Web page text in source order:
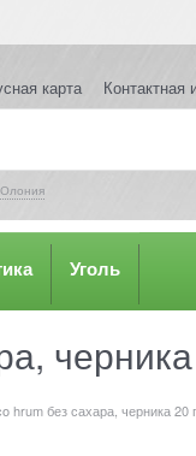
карта Контактная
Уголь
hrum без сахара, черника 20